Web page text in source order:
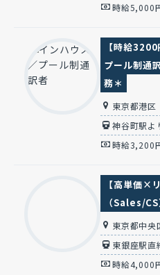
【時給
プール制通
務＊
東京都港区
時給3,200
【高単価×
（Sales/CS
東京都中央
東銀座駅直
時給4,000